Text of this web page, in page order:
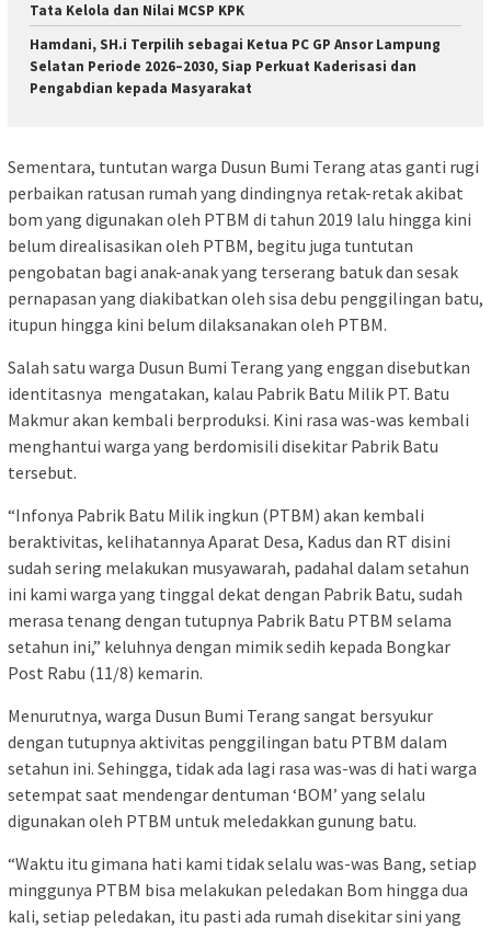
Tata Kelola dan Nilai MCSP KPK
Hamdani, SH.i Terpilih sebagai Ketua PC GP Ansor Lampung
Selatan Periode 2026–2030, Siap Perkuat Kaderisasi dan
Pengabdian kepada Masyarakat
Sementara, tuntutan warga Dusun Bumi Terang atas ganti rugi
perbaikan ratusan rumah yang dindingnya retak-retak akibat
bom yang digunakan oleh PTBM di tahun 2019 lalu hingga kini
belum direalisasikan oleh PTBM, begitu juga tuntutan
pengobatan bagi anak-anak yang terserang batuk dan sesak
pernapasan yang diakibatkan oleh sisa debu penggilingan batu,
itupun hingga kini belum dilaksanakan oleh PTBM.
Salah satu warga Dusun Bumi Terang yang enggan disebutkan
identitasnya mengatakan, kalau Pabrik Batu Milik PT. Batu
Makmur akan kembali berproduksi. Kini rasa was-was kembali
menghantui warga yang berdomisili disekitar Pabrik Batu
tersebut.
“Infonya Pabrik Batu Milik ingkun (PTBM) akan kembali
beraktivitas, kelihatannya Aparat Desa, Kadus dan RT disini
sudah sering melakukan musyawarah, padahal dalam setahun
ini kami warga yang tinggal dekat dengan Pabrik Batu, sudah
merasa tenang dengan tutupnya Pabrik Batu PTBM selama
setahun ini,” keluhnya dengan mimik sedih kepada Bongkar
Post Rabu (11/8) kemarin.
Menurutnya, warga Dusun Bumi Terang sangat bersyukur
dengan tutupnya aktivitas penggilingan batu PTBM dalam
setahun ini. Sehingga, tidak ada lagi rasa was-was di hati warga
setempat saat mendengar dentuman ‘BOM’ yang selalu
digunakan oleh PTBM untuk meledakkan gunung batu.
“Waktu itu gimana hati kami tidak selalu was-was Bang, setiap
minggunya PTBM bisa melakukan peledakan Bom hingga dua
kali, setiap peledakan, itu pasti ada rumah disekitar sini yang